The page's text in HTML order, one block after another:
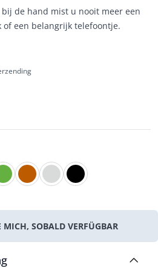
de hand mist u nooit meer een
een belangrijk telefoontje.
MICH, SOBALD VERFÜGBAR